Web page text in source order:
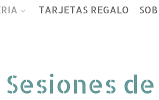
TARJETAS REGALO
Sesiones